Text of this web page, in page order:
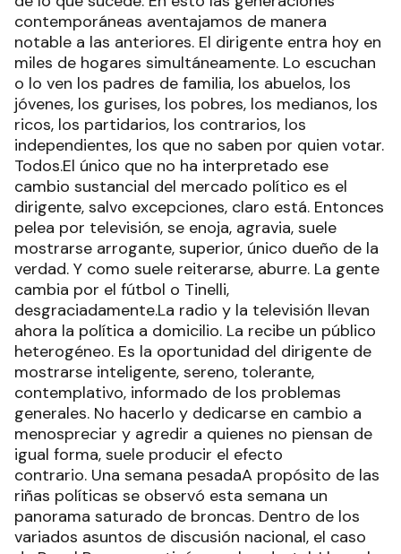
contemporáneas aventajamos de manera
notable a las anteriores. El dirigente entra hoy en
miles de hogares simultáneamente. Lo escuchan
o lo ven los padres de familia, los abuelos, los
jóvenes, los gurises, los pobres, los medianos, los
ricos, los partidarios, los contrarios, los
independientes, los que no saben por quien votar.
Todos.El único que no ha interpretado ese
cambio sustancial del mercado político es el
dirigente, salvo excepciones, claro está. Entonces
pelea por televisión, se enoja, agravia, suele
mostrarse arrogante, superior, único dueño de la
verdad. Y como suele reiterarse, aburre. La gente
cambia por el fútbol o Tinelli,
desgraciadamente.La radio y la televisión llevan
ahora la política a domicilio. La recibe un público
heterogéneo. Es la oportunidad del dirigente de
mostrarse inteligente, sereno, tolerante,
contemplativo, informado de los problemas
generales. No hacerlo y dedicarse en cambio a
menospreciar y agredir a quienes no piensan de
igual forma, suele producir el efecto
contrario. Una semana pesadaA propósito de las
riñas políticas se observó esta semana un
panorama saturado de broncas. Dentro de los
variados asuntos de discusión nacional, el caso